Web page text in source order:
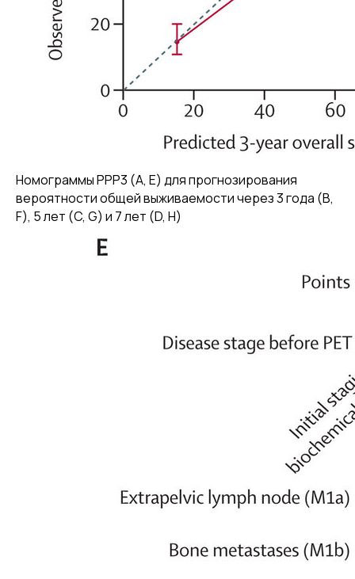
Номограммы PPP3 (A, E) для прогнозирования
вероятности общей выживаемости через 3 года (B,
F), 5 лет (C, G) и 7 лет (D, H)